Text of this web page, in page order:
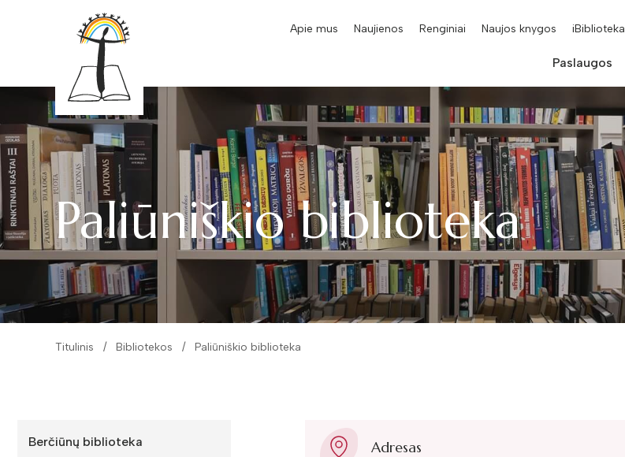
Apie mus Naujienos Renginiai Naujos knygos iBiblioteka
Paslaugos
Paliūniškio biblioteka
Titulinis Bibliotekos Paliūniškio biblioteka
Berčiūnų biblioteka Adresas